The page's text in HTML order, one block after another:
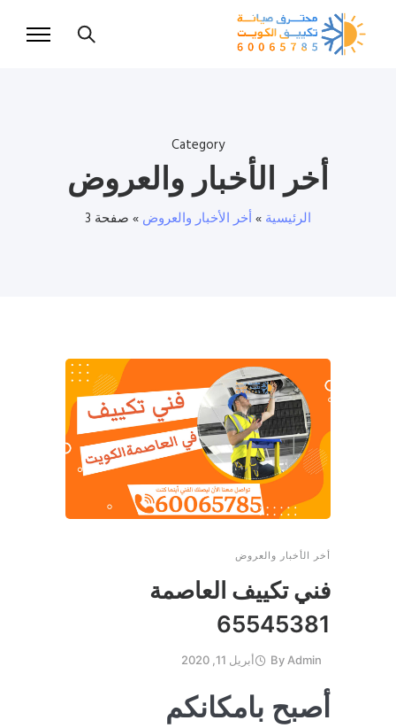
Category
أخر الأخبار والعروض
الرئيسية » أخر الأخبار والعروض » صفحة 3
أخر الأخبار والعروض
فني تكييف العاصمة
65545381
ByAdmin أبريل 11, 2020
أصبح بامكانكم